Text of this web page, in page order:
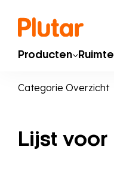
Producten
Categorie Overzicht
Lijst